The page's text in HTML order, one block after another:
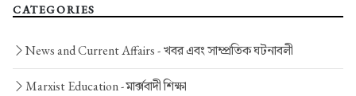
CATEGORIES
News and Current Affairs -খবর এবং সাম্প্রতিক ঘটনাবলী
Marxist Education -মার্ক্সবাদী শিক্ষা